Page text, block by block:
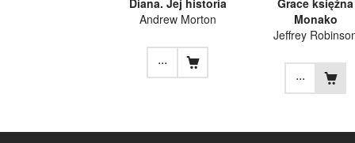
Andrew Morton
...
Monako
Jeffrey
...